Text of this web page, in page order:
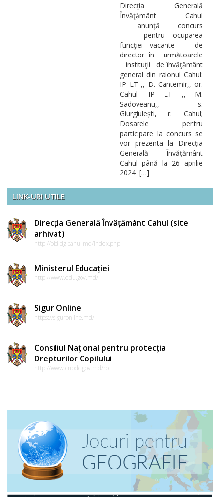
Direcţia Generală
Învăţământ Cahul
anunţă concurs
pentru ocuparea
funcţiei vacante de
director în următoarele
instituţii de învăţământ
general din raionul Cahul:
IP LT ,, D. Cantemir,, or.
Cahul; IP LT ,, M.
Sadoveanu,, s.
Giurgiulești, r. Cahul;
Dosarele pentru
participare la concurs se
vor prezenta la Direcția
Generală Învățământ
Cahul până la 26 aprilie
2024 […]
LINK-URI UTILE
Direcția Generală Învățământ Cahul (site
arhivat)
http://old.dgicahul.md/index.php
Ministerul Educației
http://www.edu.gov.md/
Sigur Online
https://siguronline.md/
Consiliul Național pentru protecția
Drepturilor Copilului
http://www.cnpdc.gov.md/ro